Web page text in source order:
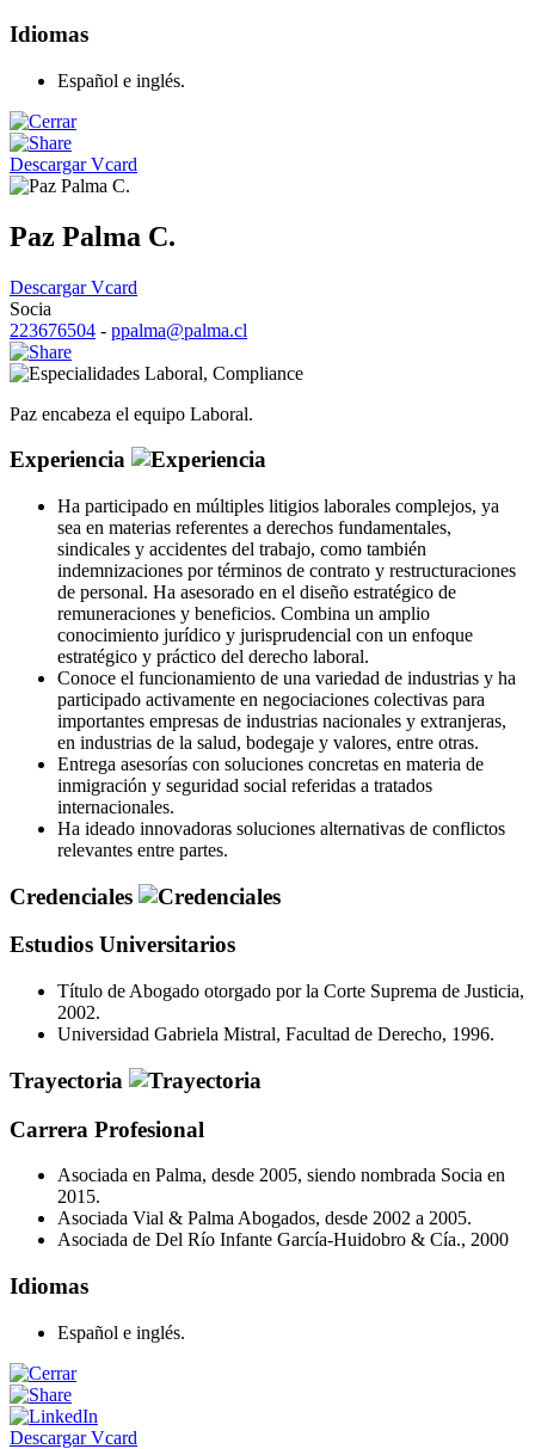
Idiomas
Español e inglés.
Descargar Vcard
Paz Palma C.
Descargar Vcard
Socia
223676504 - ppalma@palma.cl
Laboral, Compliance
Paz encabeza el equipo Laboral.
Experiencia
Ha participado en múltiples litigios laborales complejos, ya
sea en materias referentes a derechos fundamentales,
sindicales y accidentes del trabajo, como también
indemnizaciones por términos de contrato y restructuraciones
de personal. Ha asesorado en el diseño estratégico de
remuneraciones y beneficios. Combina un amplio
conocimiento jurídico y jurisprudencial con un enfoque
estratégico y práctico del derecho laboral.
Conoce el funcionamiento de una variedad de industrias y ha
participado activamente en negociaciones colectivas para
importantes empresas de industrias nacionales y extranjeras,
en industrias de la salud, bodegaje y valores, entre otras.
Entrega asesorías con soluciones concretas en materia de
inmigración y seguridad social referidas a tratados
internacionales.
Ha ideado innovadoras soluciones alternativas de conflictos
relevantes entre partes.
Credenciales
Estudios Universitarios
Título de Abogado otorgado por la Corte Suprema de Justicia,
2002.
Universidad Gabriela Mistral, Facultad de Derecho, 1996.
Trayectoria
Carrera Profesional
Asociada en Palma, desde 2005, siendo nombrada Socia en
2015.
Asociada Vial & Palma Abogados, desde 2002 a 2005.
Asociada de Del Río Infante García-Huidobro & Cía., 2000
Idiomas
Español e inglés.
Descargar Vcard